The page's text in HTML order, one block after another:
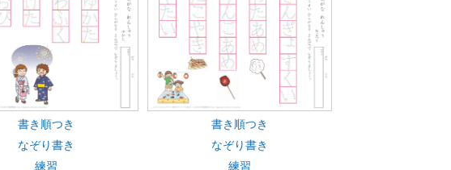
書き順つき
なぞり書き
練習
書き順つき
なぞり書き
練習